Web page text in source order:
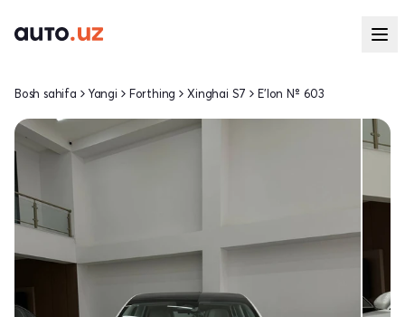
Bosh sahifa Yangi Forthing Xinghai S7 E'lon № 603